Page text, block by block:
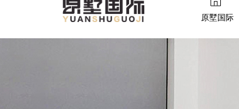
原墅国际